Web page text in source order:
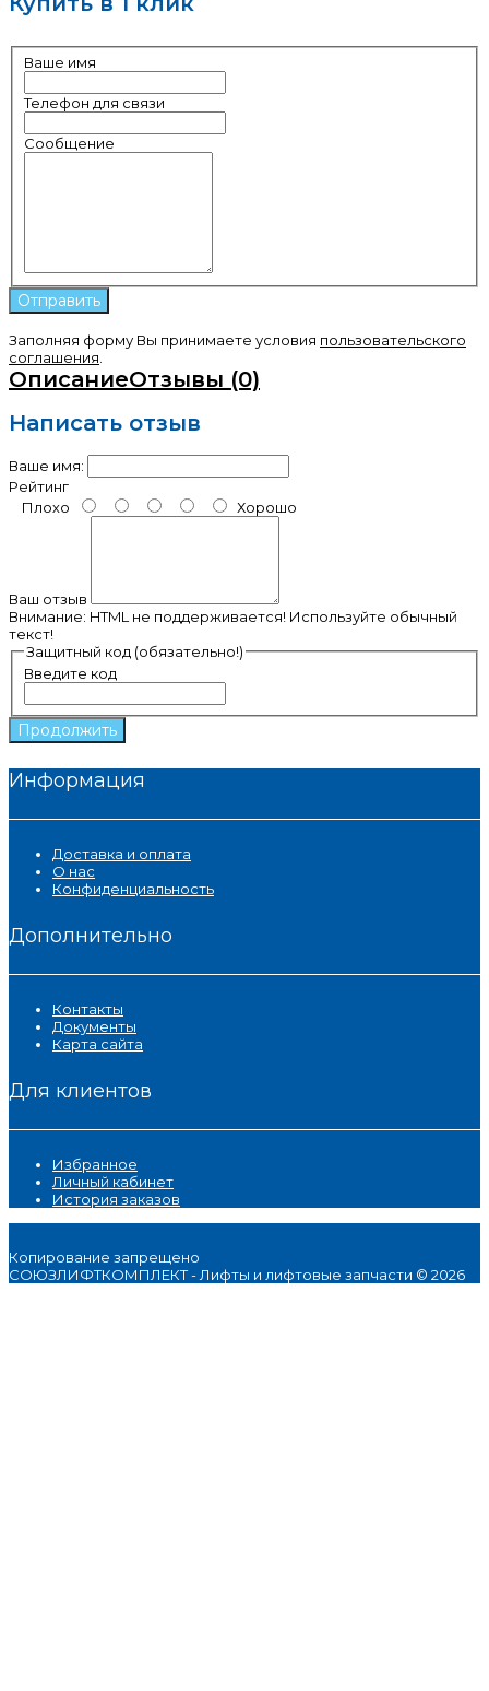
Ваше имя
Телефон для связи
Сообщение
Заполняя форму Вы принимаете условия пользовательского
соглашения
ОписаниеОтзывы (0)
Написать отзыв
Ваше имя:
Рейтинг
Плохо
Хорошо
Ваш отзыв
Внимание: HTML не поддерживается! Используйте обычный
текст!
Защитный код (обязательно!)
Введите код
Продолжить
Информация
Доставка и оплата
О нас
Конфиденциальность
Дополнительно
Контакты
Документы
Карта сайта
Для клиентов
Избранное
Личный кабинет
История заказов
Копирование запрещено
СОЮЗЛИФТКОМПЛЕКТ - Лифты и лифтовые запчасти © 2026